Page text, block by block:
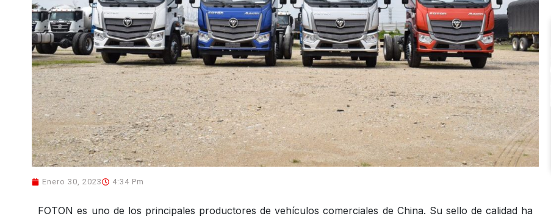
Enero 30, 2023 4:34 Pm
FOTON es uno de los principales productores de vehículos comerciales de China. Su sello de calidad ha